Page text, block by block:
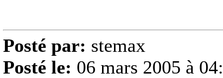
Posté par: stemax
Posté le: 06 mars 2005 à